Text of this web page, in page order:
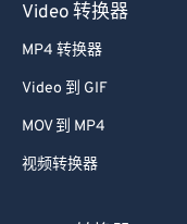
Video 转换器
MP4 转换器
Video 到 GIF
MOV 到 MP4
视频转换器